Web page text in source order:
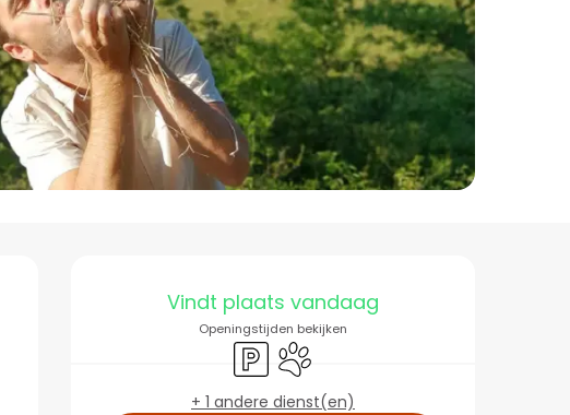
Openingstijden en
Vindt plaats vandaag
Openingstijden bekijken
ParkeerplaatsDieren toegelaten
+ 1 andere dienst(en)